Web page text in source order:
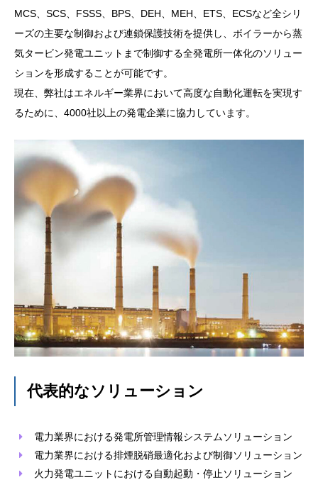
MCS、SCS、FSSS、BPS、DEH、MEH、ETS、ECSなど全シリ
ーズの主要な制御および連鎖保護技術を提供し、ボイラーから蒸
気タービン発電ユニットまで制御する全発電所一体化のソリュー
ションを形成することが可能です。
現在、弊社はエネルギー業界において高度な自動化運転を実現す
るために、4000社以上の発電企業に協力しています。
代表的なソリューション
電力業界における発電所管理情報システムソリューション
電力業界における排煙脱硝最適化および制御ソリューション
火力発電ユニットにおける自動起動・停止ソリューション